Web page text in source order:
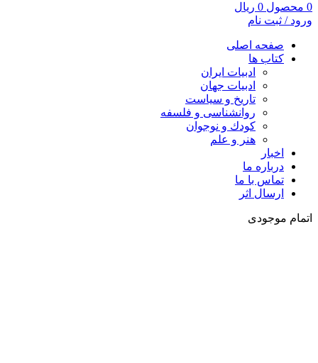
0 محصول 0 ریال
ورود / ثبت نام
صفحه اصلی
کتاب ها
ادبیات ایران
ادبیات جهان
تاریخ و سیاست
روانشناسی و فلسفه
کودك و نوجوان
هنر و علم
اخبار
درباره ما
تماس با ما
ارسال اثر
اتمام موجودی